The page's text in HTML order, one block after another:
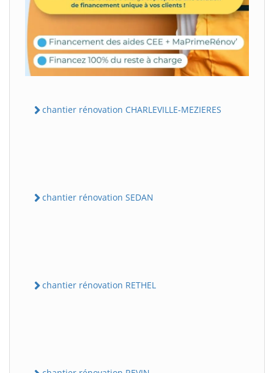
chantier rénovation CHARLEVILLE-MEZIERES
chantier rénovation SEDAN
chantier rénovation RETHEL